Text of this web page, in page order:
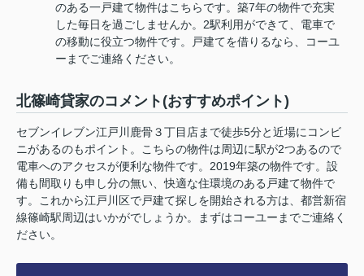
のある一戸建て物件はこちらです。築7年の物件で充実
した毎日を過ごしませんか。2駅利用ができて、電車で
の移動に役立つ物件です。戸建てを借りるなら、コーユ
ーまでご連絡ください。
北篠崎貸家のコメント(おすすめポイント)
セブンイレブン江戸川鹿骨３丁目店まで徒歩5分と近場にコンビ
ニがあるのもポイント。こちらの物件は周辺に駅が2つあるので
電車へのアクセスが便利な物件です。2019年築の物件です。設
備も間取りも申し分の無い、快適な住環境のある戸建て物件で
す。これから江戸川区で戸建て探しを開始される方は、都営新宿
線篠崎駅周辺はいかがでしょうか。まずはコーユーまでご連絡く
ださい。